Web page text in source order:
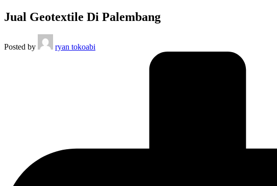
Jual Geotextile Di Palembang
Posted by ryan tokoabi